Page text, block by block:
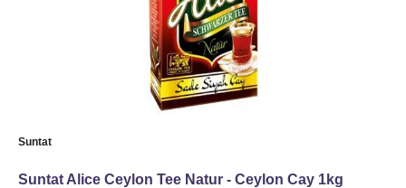
Suntat
Suntat Alice Ceylon Tee Natur - Ceylon Cay 1kg